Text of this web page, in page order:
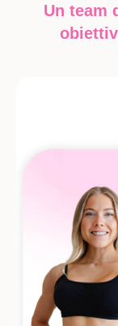
Un team